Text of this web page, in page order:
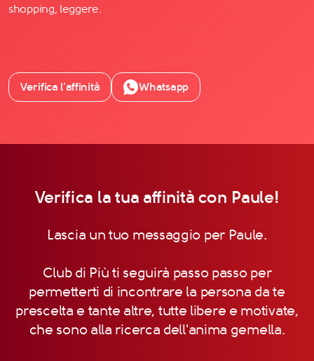
shopping, leggere.
Verifica l’affinità Whatsapp
Verifica la tua affinità con Paule!
Lascia un tuo messaggio per Paule.
Club di Più ti seguirà passo passo per
permetterti di incontrare la persona da te
prescelta e tante altre, tutte libere e motivate,
che sono alla ricerca dell'anima gemella.